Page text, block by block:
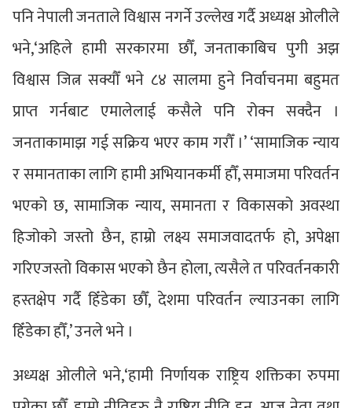
पनि नेपाली जनताले विश्वास नगर्ने उल्लेख गर्दै अध्यक्ष ओलीले
भने,‘अहिले हामी सरकारमा छौँ, जनताकाबिच पुगी अझ
विश्वास जित्न सक्यौँ भने ८४ सालमा हुने निर्वाचनमा बहुमत
प्राप्त गर्नबाट एमालेलाई कसैले पनि रोक्न सक्दैन ।
जनताकामाझ गई सक्रिय भएर काम गरौँ ।’ ‘सामाजिक न्याय
र समानताका लागि हामी अभियानकर्मी हौँ, समाजमा परिवर्तन
भएको छ, सामाजिक न्याय, समानता र विकासको अवस्था
हिजोको जस्तो छैन, हाम्रो लक्ष्य समाजवादतर्फ हो, अपेक्षा
गरिएजस्तो विकास भएको छैन होला, त्यसैले त परिवर्तनकारी
हस्तक्षेप गर्दै हिँडेका छौँ, देशमा परिवर्तन ल्याउनका लागि
हिँडेका हौँ,’ उनले भने ।
अध्यक्ष ओलीले भने,‘हामी निर्णायक राष्ट्रिय शक्तिका रुपमा